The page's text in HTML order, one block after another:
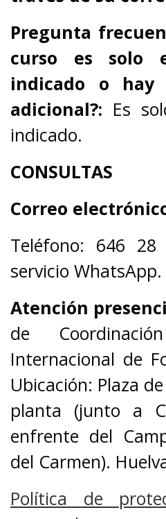
Pregunta
curso es solo
indicado o hay
adicional?: Es
indicado.
CONSULTAS
Correo
Teléfono: 646
servicio WhatsApp.
Atención
de
Internacional de
Ubicación: Plaza
planta (junto a
enfrente del
del Carmen).
Política de